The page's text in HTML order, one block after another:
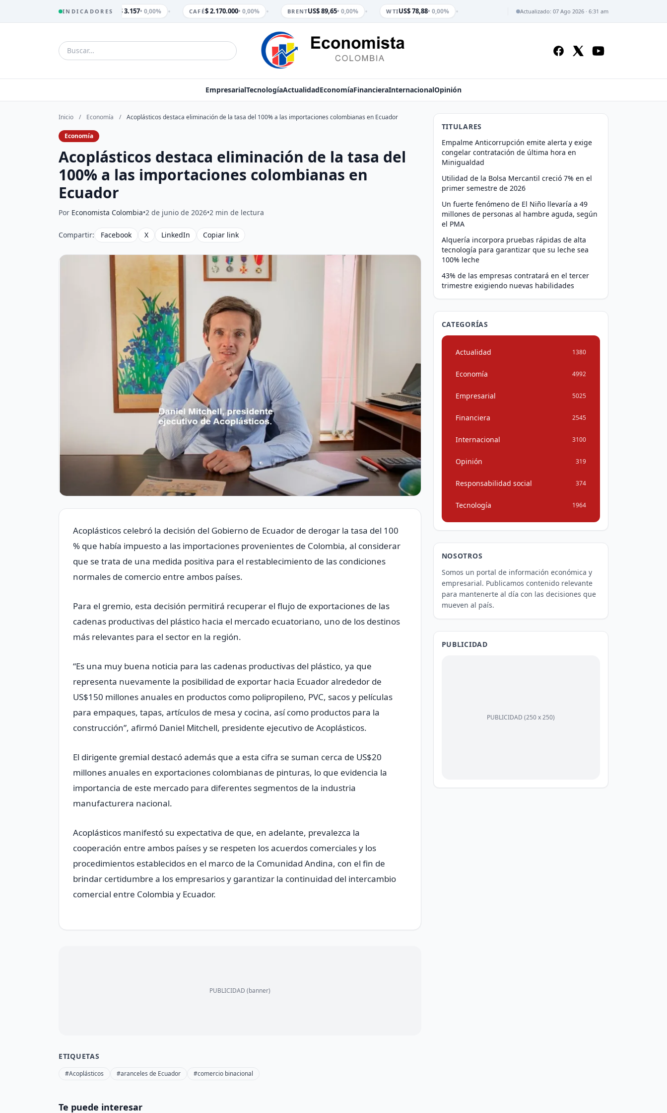
INDICADORES
TRM $ 3.157• 0,00% CAFÉ $ 2.170.000• 0,00% BRENTUS$ 89,65• 0,00% WTIUS$ 78,88• 0,00% Actualizado: 07 Ago 2026 · 6:31 am
EmpresarialTecnologíaActualidadEconomíaFinancieraInternacionalOpinión
Inicio / Economía / Acoplásticos destaca eliminación de la tasa del 100% a las importaciones colombianas en Ecuador
Economía
Acoplásticos destaca eliminación de la tasa del
100% a las importaciones colombianas en
Ecuador
Por Economista Colombia•2 de junio de 2026•2 min de lectura
Compartir: Facebook X LinkedIn Copiar link
Acoplásticos celebró la decisión del Gobierno de Ecuador de derogar la tasa del 100
% que había impuesto a las importaciones provenientes de Colombia, al considerar
que se trata de una medida positiva para el restablecimiento de las condiciones
normales de comercio entre ambos países.
Para el gremio, esta decisión permitirá recuperar el flujo de exportaciones de las
cadenas productivas del plástico hacia el mercado ecuatoriano, uno de los destinos
más relevantes para el sector en la región.
“Es una muy buena noticia para las cadenas productivas del plástico, ya que
representa nuevamente la posibilidad de exportar hacia Ecuador alrededor de
US$150 millones anuales en productos como polipropileno, PVC, sacos y películas
para empaques, tapas, artículos de mesa y cocina, así como productos para la
construcción”, afirmó Daniel Mitchell, presidente ejecutivo de Acoplásticos.
El dirigente gremial destacó además que a esta cifra se suman cerca de US$20
millones anuales en exportaciones colombianas de pinturas, lo que evidencia la
importancia de este mercado para diferentes segmentos de la industria
manufacturera nacional.
Acoplásticos manifestó su expectativa de que, en adelante, prevalezca la
cooperación entre ambos países y se respeten los acuerdos comerciales y los
procedimientos establecidos en el marco de la Comunidad Andina, con el fin de
brindar certidumbre a los empresarios y garantizar la continuidad del intercambio
comercial entre Colombia y Ecuador.
PUBLICIDAD (banner)
ETIQUETAS
#Acoplásticos #aranceles de Ecuador #comercio binacional
Te puede interesar
TITULARES
Empalme Anticorrupción emite alerta y exige
congelar contratación de última hora en
Minigualdad
Utilidad de la Bolsa Mercantil creció 7% en el
primer semestre de 2026
Un fuerte fenómeno de El Niño llevaría a 49
millones de personas al hambre aguda, según
el PMA
Alquería incorpora pruebas rápidas de alta
tecnología para garantizar que su leche sea
100% leche
43% de las empresas contratará en el tercer
trimestre exigiendo nuevas habilidades
CATEGORÍAS
Actualidad 1380
Economía 4992
Empresarial 5025
Financiera 2545
Internacional 3100
Opinión 319
Responsabilidad social 374
Tecnología 1964
NOSOTROS
Somos un portal de información económica y
empresarial. Publicamos contenido relevante
para mantenerte al día con las decisiones que
mueven al país.
PUBLICIDAD
PUBLICIDAD (250 x 250)